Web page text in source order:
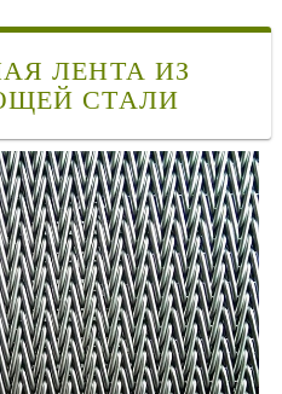
ЛЕНТА ИЗ
СТАЛИ